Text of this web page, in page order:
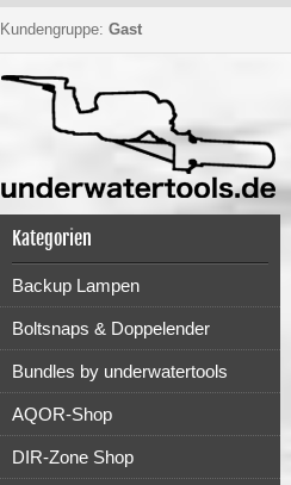
Kundengruppe: Gast
Kategorien
Backup Lampen
Boltsnaps & Doppelender
Bundles by underwatertools
AQOR-Shop
DIR-Zone Shop